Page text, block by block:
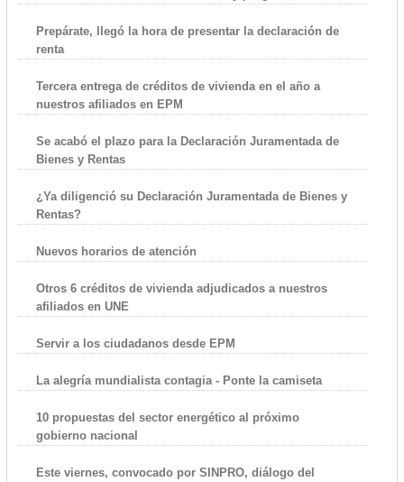
Prepárate, llegó la hora de presentar la declaración de
renta
Tercera entrega de créditos de vivienda en el año a
nuestros afiliados en EPM
Se acabó el plazo para la Declaración Juramentada de
Bienes y Rentas
¿Ya diligenció su Declaración Juramentada de Bienes y
Rentas?
Nuevos horarios de atención
Otros 6 créditos de vivienda adjudicados a nuestros
afiliados en UNE
Servir a los ciudadanos desde EPM
La alegría mundialista contagia - Ponte la camiseta
10 propuestas del sector energético al próximo
gobierno nacional
Este viernes, convocado por SINPRO, diálogo del